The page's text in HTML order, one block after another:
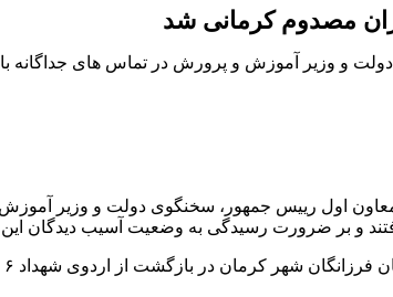
مصدوم کرمانی شد
و وزیر آموزش و پرورش در تماس های جداگانه با
اول رییس جمهور، سخنگوی دولت و وزیر آموزش
و بر ضرورت رسیدگی به وضعیت آسیب دیدگان این